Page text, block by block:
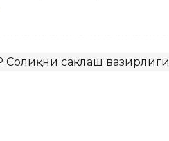
Соғлиқни сақлаш вазирлиги